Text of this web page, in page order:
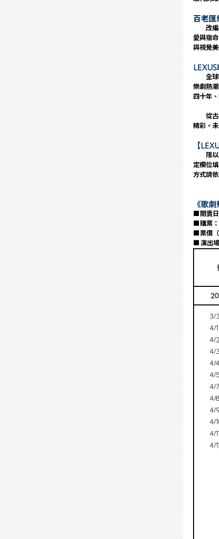
百老
改編自
愛與宿
與視覺
LEXUS
全
樂劇熱
四十年
從古典
精彩。
【
限以
定欄位
方式請
《歌
開賣
購票：
票價
■ 演出
3/
4/
4/
4/
4/
4/
4/
4/
4/
4/
4/
4/